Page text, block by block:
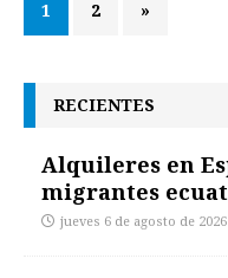
1 2 »
RECIENTES
Alquileres en
migrantes
jueves 6 de agosto de 2026